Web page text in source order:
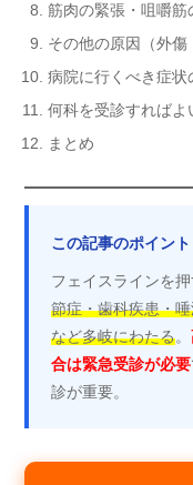
筋肉の緊張・咀嚼筋
その他の原因（外傷
病院に行くべき症状
何科を受診すればよ
まとめ
この記事のポイント
フェイスラインを押
節症・歯科疾患・
など多岐にわたる。
合は緊急受診が必要
診が重要。